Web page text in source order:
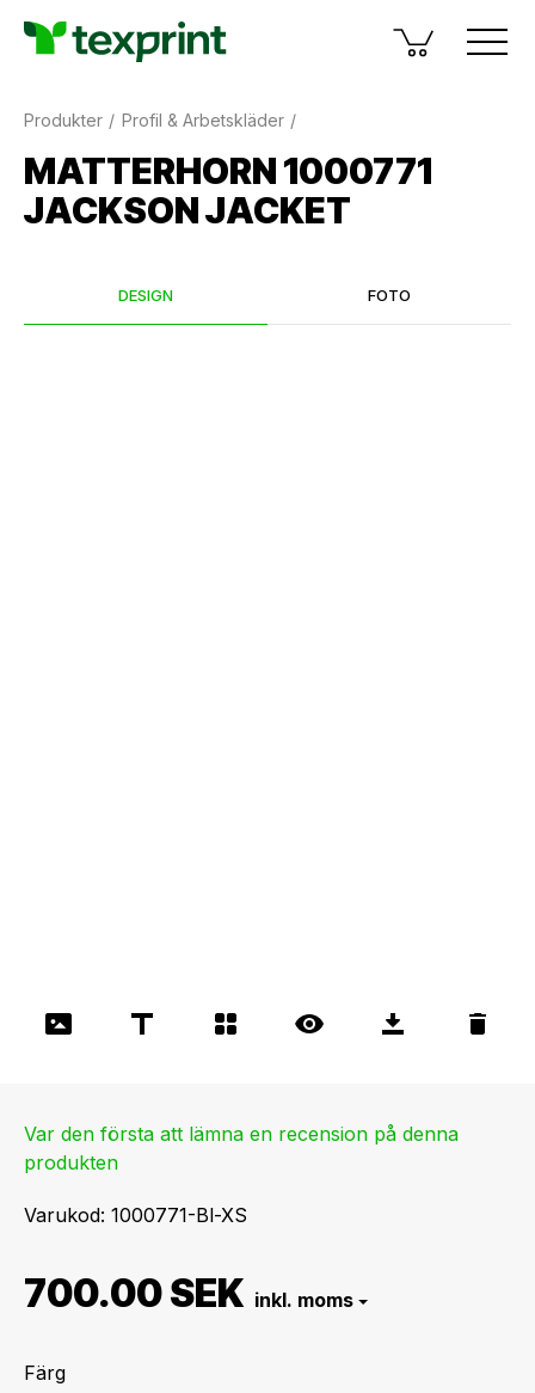
Produkter Profil & Arbetskläder
MATTERHORN 1000771
JACKSON JACKET
DESIGN FOTO
Var den första att lämna en recension på denna
produkten
Varukod 1000771-Bl-XS
700.00 SEK
Färg